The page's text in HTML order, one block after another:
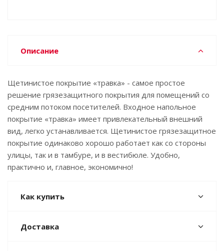
Описание
Щетинистое покрытие «травка» - самое простое
решение грязезащитного покрытия для помещений со
средним потоком посетителей. Входное напольное
покрытие «травка» имеет привлекательный внешний
вид, легко устанавливается. Щетинистое грязезащитное
покрытие одинаково хорошо работает как со стороны
улицы, так и в тамбуре, и в вестибюле. Удобно,
практично и, главное, экономично!
Как купить
Доставка